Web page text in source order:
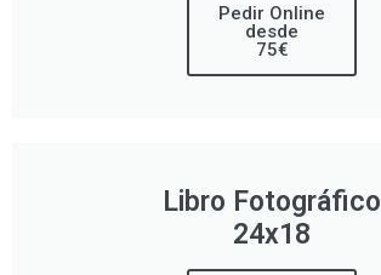
Pedir Online
desde
75€
Libro Fotográfico
24x18